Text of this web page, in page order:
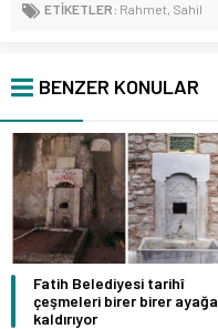
ETİKETLER: Rahmet, Sahil
BENZER KONULAR
Fatih Belediyesi tarihî
çeşmeleri birer birer ayağa
kaldırıyor